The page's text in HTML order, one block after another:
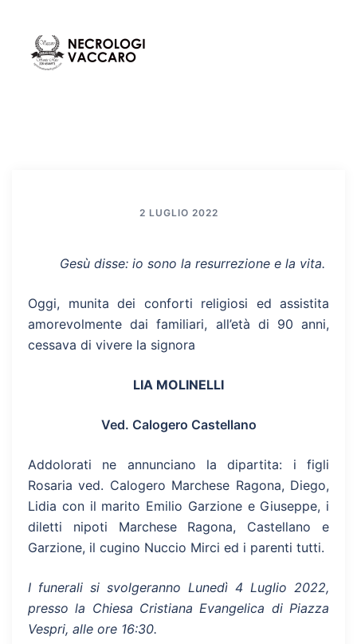
contenuto
2 LUGLIO 2022
Gesù disse: io sono la resurrezione e la vita.
Oggi, munita dei conforti religiosi ed assistita
amorevolmente dai familiari, all’età di 90 anni,
cessava di vivere la signora
LIA MOLINELLI
Ved. Calogero Castellano
Addolorati ne annunciano la dipartita: i figli
Rosaria ved. Calogero Marchese Ragona, Diego,
Lidia con il marito Emilio Garzione e Giuseppe, i
diletti nipoti Marchese Ragona, Castellano e
Garzione, il cugino Nuccio Mirci ed i parenti tutti.
I funerali si svolgeranno Lunedì 4 Luglio 2022,
presso la Chiesa Cristiana Evangelica di Piazza
Vespri, alle ore 16:30.